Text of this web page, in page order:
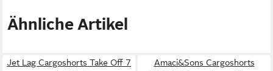
Ähnliche Artikel
Jet Lag Cargoshorts Take Off 7
Amaci&Sons Cargoshorts